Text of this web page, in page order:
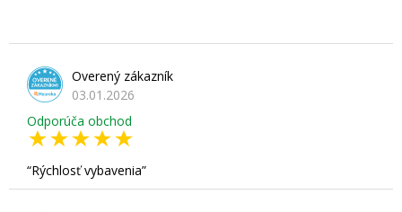
Overený zákazník
03.01.2026
Odporúča obchod
Rýchlosť vybavenia